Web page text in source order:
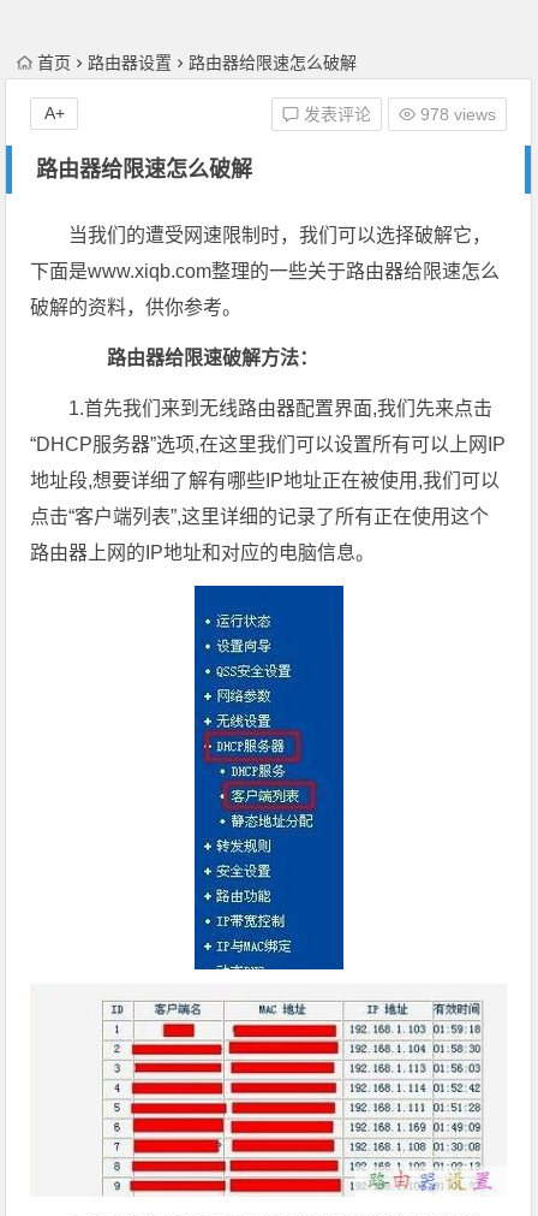
首页 路由器设置 路由器给限速怎么破解
路由器给限速怎么破解
发表评论 978 views
A+
当我们的遭受网速限制时，我们可以选择破解它，
下面是www.xiqb.com整理的一些关于路由器给限速怎么
破解的资料，供你参考。
路由器给限速破解方法：
1.首先我们来到无线路由器配置界面,我们先来点击
“DHCP服务器”选项,在这里我们可以设置所有可以上网IP
地址段,想要详细了解有哪些IP地址正在被使用,我们可以
点击“客户端列表”,这里详细的记录了所有正在使用这个
路由器上网的IP地址和对应的电脑信息。